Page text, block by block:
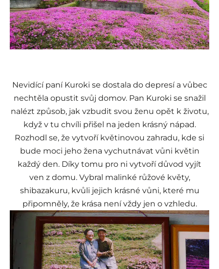
Nevidící paní Kuroki se dostala do depresí a vůbec
nechtěla opustit svůj domov. Pan Kuroki se snažil
nalézt způsob, jak vzbudit svou ženu opět k životu,
když v tu chvíli přišel na jeden krásný nápad.
Rozhodl se, že vytvoří květinovou zahradu, kde si
bude moci jeho žena vychutnávat vůni květin
každý den. Díky tomu pro ni vytvoří důvod vyjít
ven z domu. Vybral malinké růžové květy,
shibazakuru, kvůli jejich krásné vůni, které mu
připomněly, že krása není vždy jen o vzhledu.